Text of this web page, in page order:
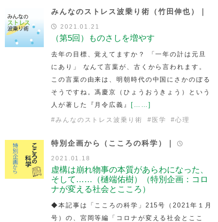
みんなのストレス波乗り術（竹田伸也）｜
2021.01.21
（第5回）ものさしを増やす
去年の目標、覚えてますか？ 「一年の計は元旦
にあり」 なんて言葉が、古くから言われます。
この言葉の由来は、明朝時代の中国にさかのぼる
そうですね。馮慶京（ひょうおうきょう）という
人が著した『月令広義』 [……]
#みんなのストレス波乗り術 # 医学 #心理
特別企画から（こころの科学）｜
2021.01.18
虚構は崩れ物事の本質があらわになった、
そして……（樋端佑樹）（特別企画：コロ
ナが変える社会とこころ）
◆本記事は「こころの科学」215号（2021年１月
号）の、宮岡等編「コロナが変える社会とここ